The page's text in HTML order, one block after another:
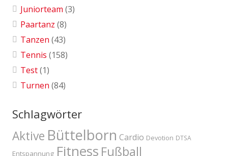
Juniorteam (3)
Paartanz (8)
Tanzen (43)
Tennis (158)
Test(1)
Turnen (84)
Schlagwörter
Aktive Büttelborn Cardio Devotion DTSA
Entspannung Fitness Fußball